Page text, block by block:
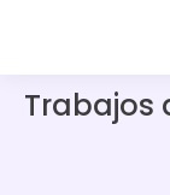
Trabajos